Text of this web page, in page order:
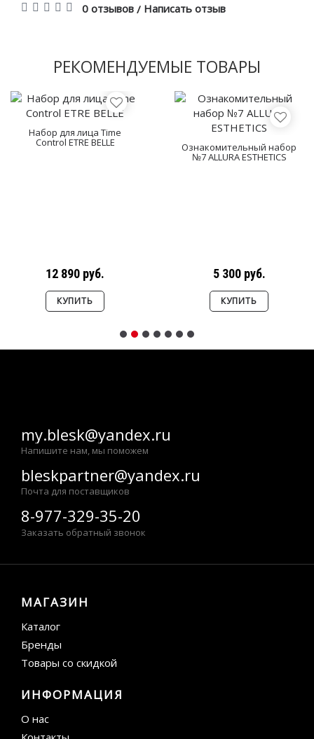
0 отзывов/ Написать отзыв
РЕКОМЕНДУЕМЫЕ ТОВАРЫ
Набор для лица Time
Control ETRE BELLE
12 890 руб.
КУПИТЬ
Ознакомительный набор
№7 ALLURA ESTHETICS
5 300 руб.
КУПИТЬ
my.blesk@yandex.ru
Напишите нам, мы поможем
bleskpartner@yandex.ru
Почта для поставщиков
8-977-329-35-20
Заказать обратный звонок
МАГАЗИН
Каталог
Бренды
Товары со скидкой
ИНФОРМАЦИЯ
О нас